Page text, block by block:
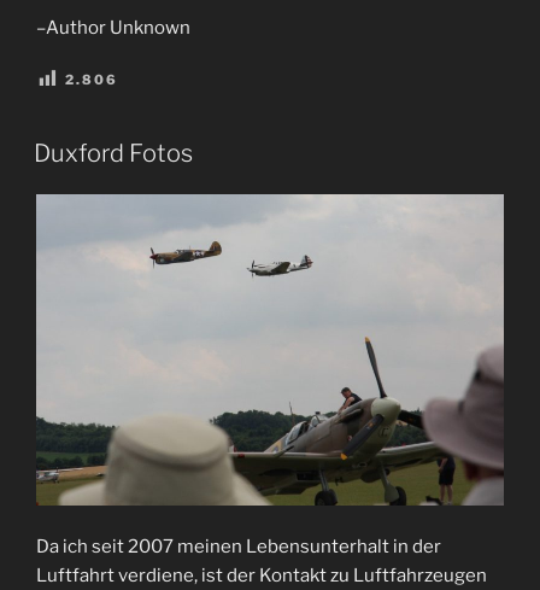
–Author Unknown
2.806
VERÖFFENTLICHT
AM
Duxford Fotos
Da ich seit 2007 meinen Lebensunterhalt in der
Luftfahrt verdiene, ist der Kontakt zu Luftfahrzeugen